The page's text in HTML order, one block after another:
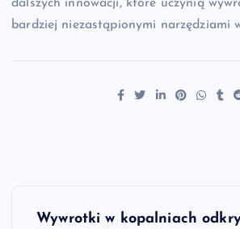
dalszych innowacji, które uczynią
bardziej niezastąpionymi narzędziami
NWywrotki w kopalniach